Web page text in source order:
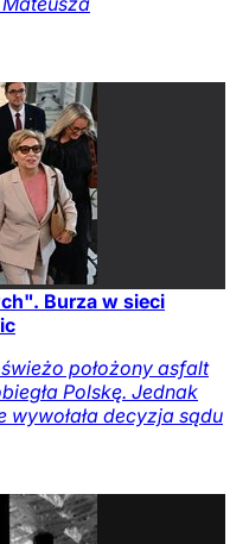
Burza w sieci
położony asfalt
Polskę. Jednak
decyzja sądu